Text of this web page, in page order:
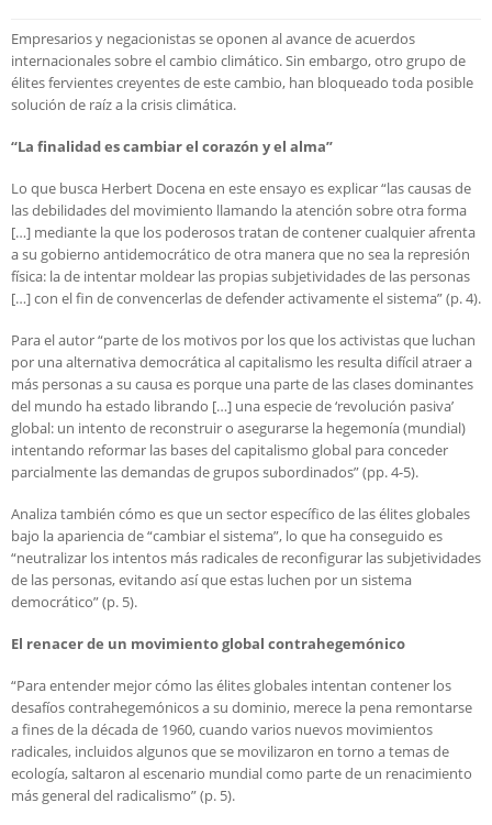
Empresarios y negacionistas se oponen al avance de acuerdos
internacionales sobre el cambio climático. Sin embargo, otro grupo de
élites fervientes creyentes de este cambio, han bloqueado toda posible
solución de raíz a la crisis climática.
“La finalidad es cambiar el corazón y el alma”
Lo que busca Herbert Docena en este ensayo es explicar “las causas de
las debilidades del movimiento llamando la atención sobre otra forma
[…] mediante la que los poderosos tratan de contener cualquier afrenta
a su gobierno antidemocrático de otra manera que no sea la represión
física: la de intentar moldear las propias subjetividades de las personas
[…] con el fin de convencerlas de defender activamente el sistema” (p. 4).
Para el autor “parte de los motivos por los que los activistas que luchan
por una alternativa democrática al capitalismo les resulta difícil atraer a
más personas a su causa es porque una parte de las clases dominantes
del mundo ha estado librando […] una especie de ‘revolución pasiva’
global: un intento de reconstruir o asegurarse la hegemonía (mundial)
intentando reformar las bases del capitalismo global para conceder
parcialmente las demandas de grupos subordinados” (pp. 4-5).
Analiza también cómo es que un sector específico de las élites globales
bajo la apariencia de “cambiar el sistema”, lo que ha conseguido es
“neutralizar los intentos más radicales de reconfigurar las subjetividades
de las personas, evitando así que estas luchen por un sistema
democrático” (p. 5).
El renacer de un movimiento global contrahegemónico
“Para entender mejor cómo las élites globales intentan contener los
desafíos contrahegemónicos a su dominio, merece la pena remontarse
a fines de la década de 1960, cuando varios nuevos movimientos
radicales, incluidos algunos que se movilizaron en torno a temas de
ecología, saltaron al escenario mundial como parte de un renacimiento
más general del radicalismo” (p. 5).